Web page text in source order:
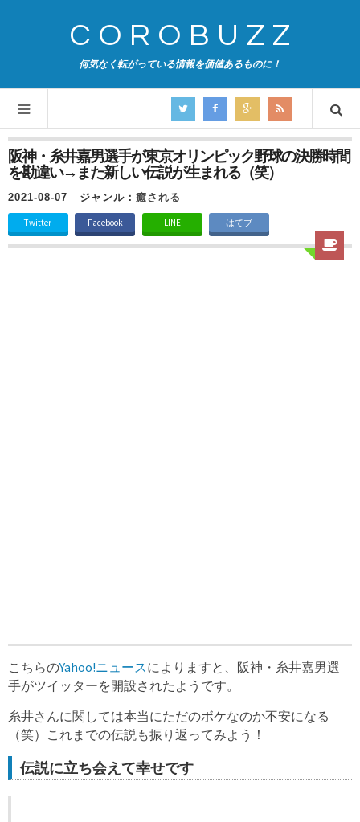
COROBUZZ
何気なく転がっている情報を価値あるものに！
阪神・糸井嘉男選手が東京オリンピック野球の決勝時間
を勘違い→また新しい伝説が生まれる（笑）
2021-08-07 ジャンル： 癒される
Twitter Facebook LINE はてブ
こちらのYahoo!ニュースによりますと、阪神・糸井嘉男選
手がツイッターを開設されたようです。
糸井さんに関しては本当にただのボケなのか不安になる
（笑）これまでの伝説も振り返ってみよう！
伝説に立ち会えて幸せです